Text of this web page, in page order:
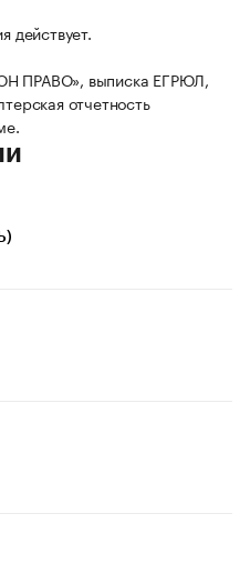
действует.
ПРАВО», выписка ЕГРЮЛ,
отчетность